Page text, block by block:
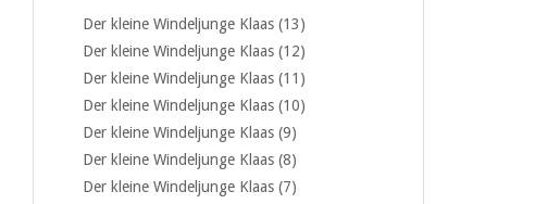
Der kleine Windeljunge Klaas (13)
Der kleine Windeljunge Klaas (12)
Der kleine Windeljunge Klaas (11)
Der kleine Windeljunge Klaas (10)
Der kleine Windeljunge Klaas (9)
Der kleine Windeljunge Klaas (8)
Der kleine Windeljunge Klaas (7)